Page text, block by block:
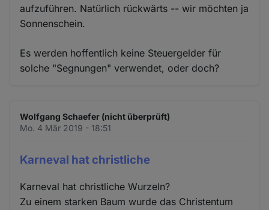
aufzuführen. Natürlich rückwärts -- wir möchten ja
Sonnenschein.
Es werden hoffentlich keine Steuergelder für
solche "Segnungen" verwendet, oder doch?
Wolfgang Schaefer (nicht überprüft)
Mo. 4 Mär 2019 - 18:51
Karneval hat christliche
Karneval hat christliche Wurzeln?
Zu einem starken Baum wurde das Christentum